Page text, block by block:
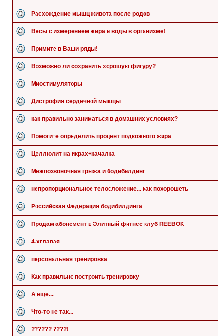
Расхождение мышц живота после родов
Весы с измерением жира и воды в организме!
Примите в Ваши ряды!
Возможно ли сохранить хорошую фигуру?
Миостимуляторы
Дистрофия сердечной мышцы
как правильно заниматься в домашних условиях?
Помогите определить процент подкожного жира
Целлюлит на икрах+качалка
Межпозвоночная грыжа и бодибилдинг
непропорциональное телосложение... как похорошеть
Российская Федерация бодибилдинга
Продам абонемент в Элитный фитнес клуб REEBOK
4-хглавая
персональная тренировка
Как правильно построить тренировку
А ещё....
Что-то не так...
?????? ????!